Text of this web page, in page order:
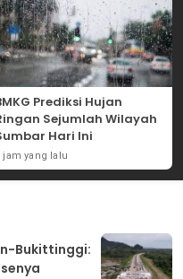
Prediksi Hujan
Sejumlah Wilayah
Hari Ini
jam yang lalu
Bukittinggi: